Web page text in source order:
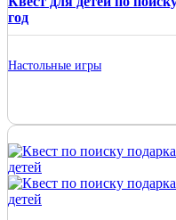
год
Настольные игры